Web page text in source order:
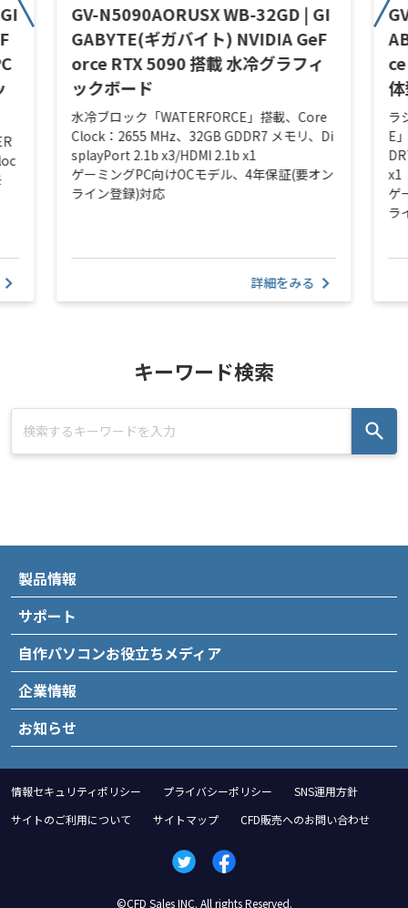
GV-N5090AORUSX WB-32GD | GI
GABYTE(ギガバイト) NVIDIA GeF
orce RTX 5090 搭載 水冷グラフィ
ックボード
水冷ブロック「WATERFORCE」搭載、Core
Clock：2655 MHz、32GB GDDR7 メモリ、Di
splayPort 2.1b x3/HDMI 2.1b x1
ゲーミングPC向けOCモデル、4年保証(要オン
ライン登録)対応
詳細をみる
ラ
E
x1
ゲ
ラ
キーワード検索
製品情報
サポート
自作パソコンお役立ちメディア
企業情報
お知らせ
情報セキュリティポリシー プライバシーポリシー
SNS運用方針
サイトのご利用について
サイトマップ CFD販売へのお問い合わせ
©CFD Sales INC. All rights Reserved.